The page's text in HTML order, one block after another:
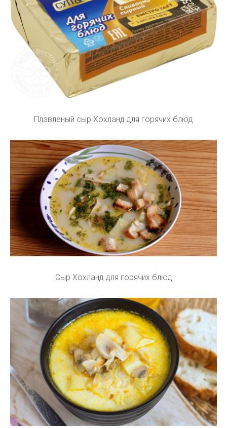
Плавленый сыр Хохланд для горячих блюд
Сыр Хохланд для горячих блюд